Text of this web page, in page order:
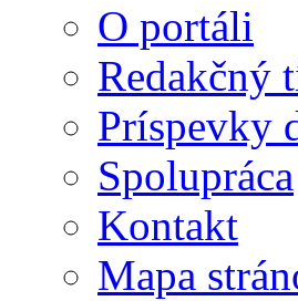
O portáli
Redakčný
Príspevky
Spolupráca
Kontakt
Mapa